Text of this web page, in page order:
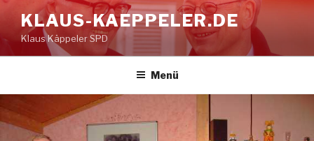
Inhalt
springen
KLAUS-KAEPPELER.DE
Klaus Käppeler SPD
Menü